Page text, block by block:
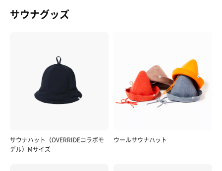
サウナグッズ
サウナハット（OVERRIDEコラボモ
デル）Mサイズ
ウールサウナハット